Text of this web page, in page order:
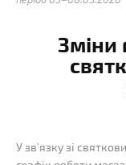
Зміни
У зв’язку зі